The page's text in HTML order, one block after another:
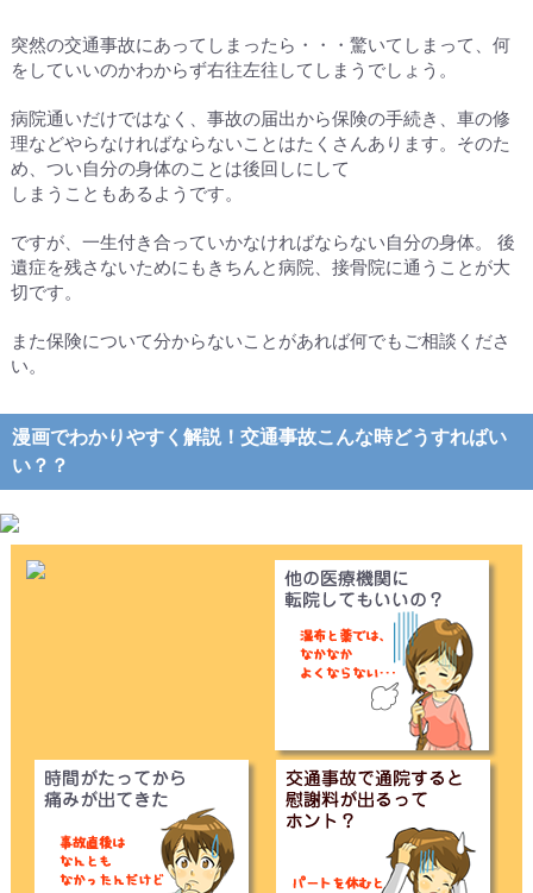
突然の交通事故にあってしまったら・・・驚いてしまって、何
をしていいのかわからず右往左往してしまうでしょう。
病院通いだけではなく、事故の届出から保険の手続き、車の修
理などやらなければならないことはたくさんあります。そのた
め、つい自分の身体のことは後回しにして
しまうこともあるようです。
ですが、一生付き合っていかなければならない自分の身体。 後
遺症を残さないためにもきちんと病院、接骨院に通うことが大
切です。
また保険について分からないことがあれば何でもご相談くださ
い。
漫画でわかりやすく解説！交通事故こんな時どうすればい
い？？